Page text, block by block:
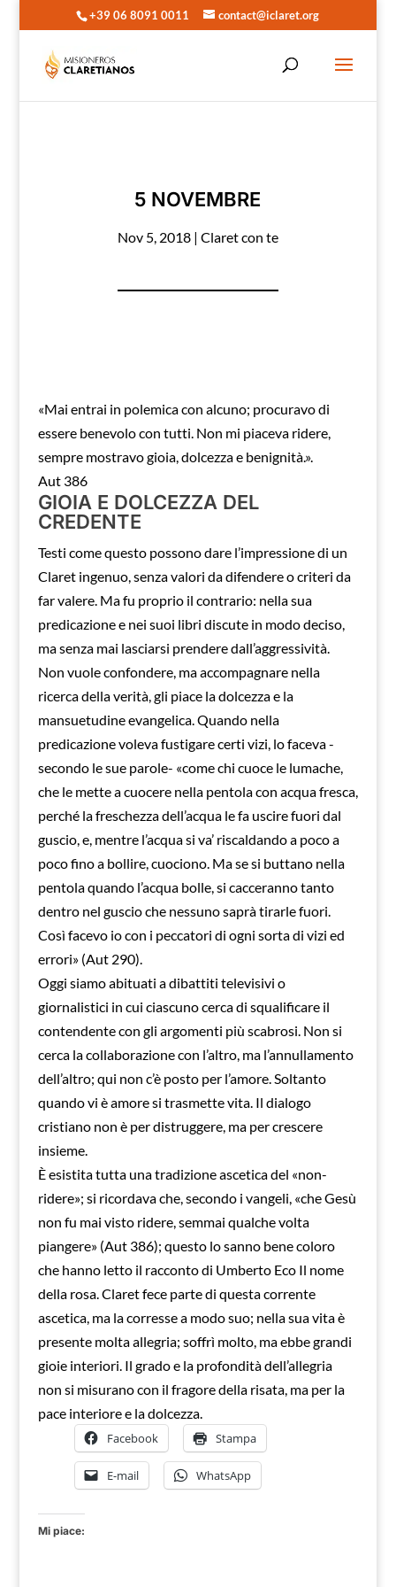
+39 06 8091 0011 contact@iclaret.org
5 NOVEMBRE
Nov 5, 2018| Claret con te
«Mai entrai in polemica con alcuno; procuravo di
essere benevolo con tutti. Non mi piaceva ridere,
sempre mostravo gioia, dolcezza e benignità.».
Aut 386
GIOIA E DOLCEZZA DEL
CREDENTE
Testi come questo possono dare l’impressione di un
Claret ingenuo, senza valori da difendere o criteri da
far valere. Ma fu proprio il contrario: nella sua
predicazione e nei suoi libri discute in modo deciso,
ma senza mai lasciarsi prendere dall’aggressività.
Non vuole confondere, ma accompagnare nella
ricerca della verità, gli piace la dolcezza e la
mansuetudine evangelica. Quando nella
predicazione voleva fustigare certi vizi, lo faceva -
secondo le sue parole- «come chi cuoce le lumache,
che le mette a cuocere nella pentola con acqua fresca,
perché la freschezza dell’acqua le fa uscire fuori dal
guscio, e, mentre l’acqua si va’ riscaldando a poco a
poco fino a bollire, cuociono. Ma se si buttano nella
pentola quando l’acqua bolle, si cacceranno tanto
dentro nel guscio che nessuno saprà tirarle fuori.
Così facevo io con i peccatori di ogni sorta di vizi ed
errori» (Aut 290).
Oggi siamo abituati a dibattiti televisivi o
giornalistici in cui ciascuno cerca di squalificare il
contendente con gli argomenti più scabrosi. Non si
cerca la collaborazione con l’altro, ma l’annullamento
dell’altro; qui non c’è posto per l’amore. Soltanto
quando vi è amore si trasmette vita. Il dialogo
cristiano non è per distruggere, ma per crescere
insieme.
È esistita tutta una tradizione ascetica del «non-
ridere»; si ricordava che, secondo i vangeli, «che Gesù
non fu mai visto ridere, semmai qualche volta
piangere» (Aut 386); questo lo sanno bene coloro
che hanno letto il racconto di Umberto Eco Il nome
della rosa. Claret fece parte di questa corrente
ascetica, ma la corresse a modo suo; nella sua vita è
presente molta allegria; soffrì molto, ma ebbe grandi
gioie interiori. Il grado e la profondità dell’allegria
non si misurano con il fragore della risata, ma per la
pace interiore e la dolcezza.
Facebook Stampa
E-mail WhatsApp
Mi piace: